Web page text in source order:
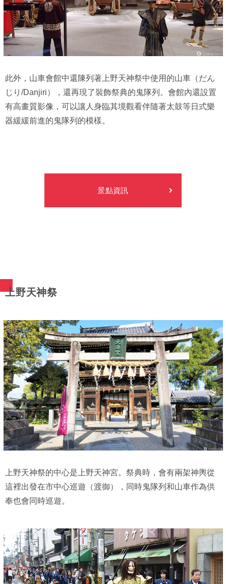
此外，山車會館中還陳列著上野天神祭中使用的山車（だん
じり/Danjiri），還再現了裝飾祭典的鬼隊列。會館內還設置
有高畫質影像，可以讓人身臨其境觀看伴隨著太鼓等日式樂
器緩緩前進的鬼隊列的模樣。
景點資訊
上野天神祭
上野天神祭的中心是上野天神宮。祭典時，會有兩架神輿從
這裡出發在市中心巡遊（渡御），同時鬼隊列和山車作為供
奉也會同時巡遊。